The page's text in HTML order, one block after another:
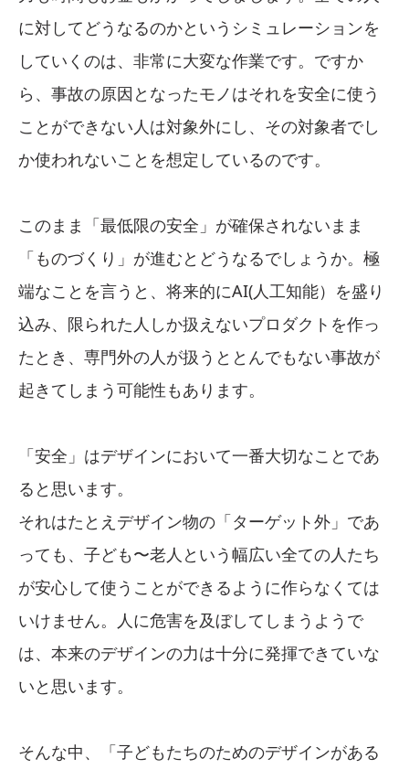
に対してどうなるのかというシミュレーションを
していくのは、非常に大変な作業です。ですか
ら、事故の原因となったモノはそれを安全に使う
ことができない人は対象外にし、その対象者でし
か使われないことを想定しているのです。
このまま「最低限の安全」が確保されないまま
「ものづくり」が進むとどうなるでしょうか。極
端なことを言うと、将来的にAI(人工知能）を盛り
込み、限られた人しか扱えないプロダクトを作っ
たとき、専門外の人が扱うととんでもない事故が
起きてしまう可能性もあります。
「安全」はデザインにおいて一番大切なことであ
ると思います。
それはたとえデザイン物の「ターゲット外」であ
っても、子ども〜老人という幅広い全ての人たち
が安心して使うことができるように作らなくては
いけません。人に危害を及ぼしてしまうようで
は、本来のデザインの力は十分に発揮できていな
いと思います。
そんな中、「子どもたちのためのデザインがある